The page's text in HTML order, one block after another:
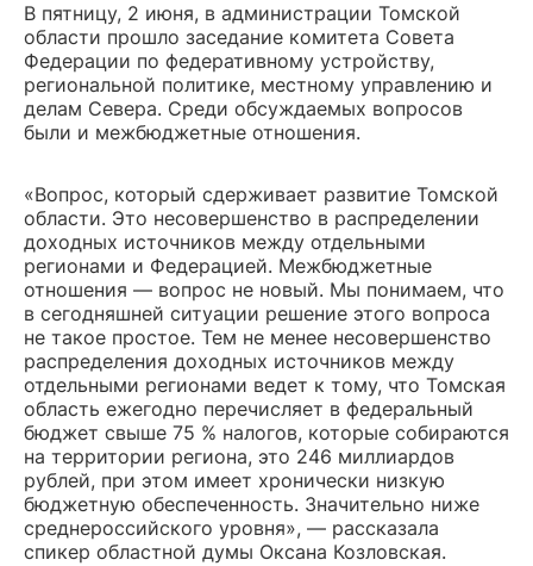
В пятницу, 2 июня, в администрации Томской
области прошло заседание комитета Совета
Федерации по федеративному устройству,
региональной политике, местному управлению и
делам Севера. Среди обсуждаемых вопросов
были и межбюджетные отношения.
«Вопрос, который сдерживает развитие Томской
области. Это несовершенство в распределении
доходных источников между отдельными
регионами и Федерацией. Межбюджетные
отношения — вопрос не новый. Мы понимаем, что
в сегодняшней ситуации решение этого вопроса
не такое простое. Тем не менее несовершенство
распределения доходных источников между
отдельными регионами ведет к тому, что Томская
область ежегодно перечисляет в федеральный
бюджет свыше 75 % налогов, которые собираются
на территории региона, это 246 миллиардов
рублей, при этом имеет хронически низкую
бюджетную обеспеченность. Значительно ниже
среднероссийского уровня», — рассказала
спикер областной думы Оксана Козловская.